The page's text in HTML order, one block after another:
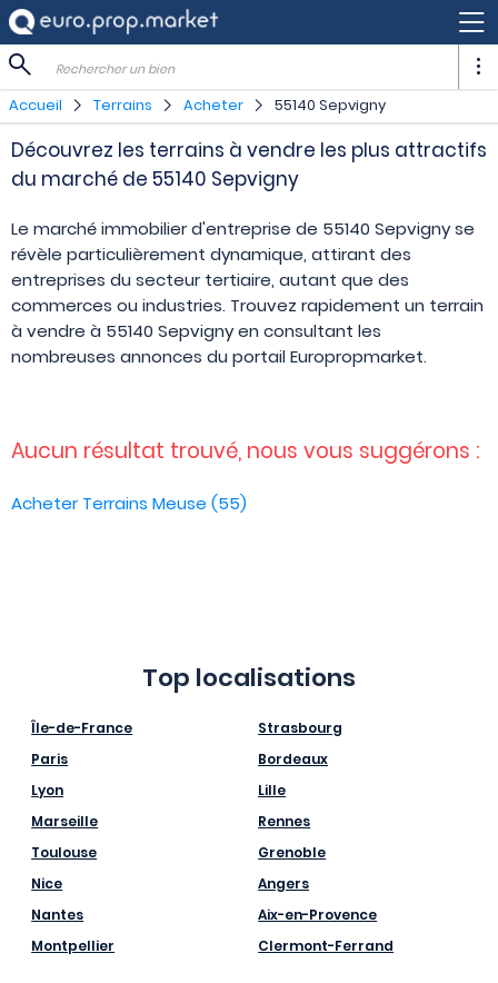
Rechercher un bien
Accueil Terrains Acheter 55140 Sepvigny
Découvrez les terrains à vendre les plus attractifs
du marché de 55140 Sepvigny
Le marché immobilier d'entreprise de 55140 Sepvigny se
révèle particulièrement dynamique, attirant des
entreprises du secteur tertiaire, autant que des
commerces ou industries. Trouvez rapidement un terrain
à vendre à 55140 Sepvigny en consultant les
nombreuses annonces du portail Europropmarket.
Aucun résultat trouvé, nous vous suggérons :
Acheter Terrains Meuse (55)
Top localisations
Île-de-France
Paris
Lyon
Marseille
Toulouse
Nice
Nantes
Montpellier
Strasbourg
Bordeaux
Lille
Rennes
Grenoble
Angers
Aix-en-Provence
Clermont-Ferrand